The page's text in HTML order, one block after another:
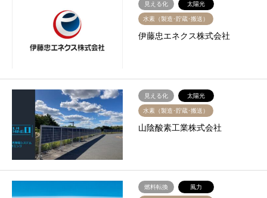
見える化 太陽光
水素（製造･貯蔵･搬送）
伊藤忠エネクス株式会社
見える化 太陽光
水素（製造･貯蔵･搬送）
山陰酸素工業株式会社
燃料転換 風力